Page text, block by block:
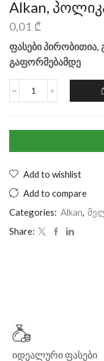
Alkan,
0,01 ₾
ფასები
გაფორმებამდე
Add to wishlist
Add to compare
Categories: Alkan,
Share:
იდეალური ფასები